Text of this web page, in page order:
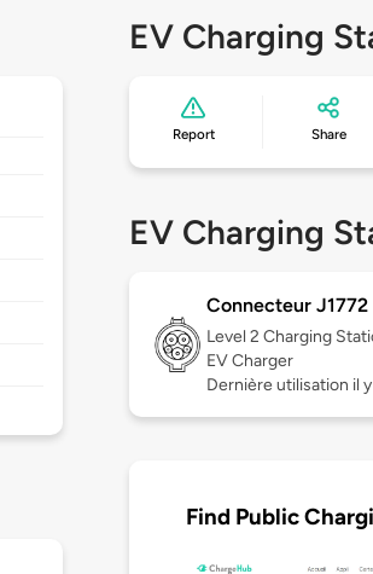
EV Charging
Report Share
EV Charging
Connecteur J1772
Level 2 Charging
EV Charger
Dernière utilisation il
Find Public